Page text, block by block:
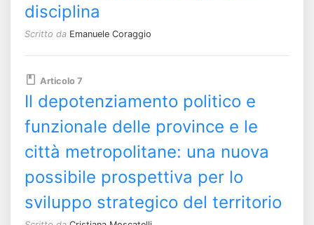
disciplina
Scritto da Emanuele Coraggio
Articolo 7
Il depotenziamento politico e
funzionale delle province e le
città metropolitane: una nuova
possibile prospettiva per lo
sviluppo strategico del territorio